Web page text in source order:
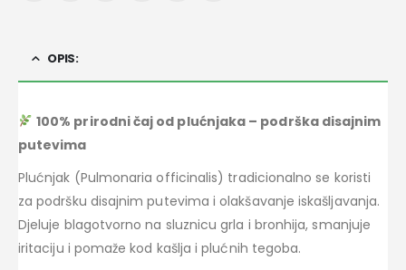
OPIS:
100% prirodni čaj od plućnjaka – podrška disajnim
putevima
Plućnjak (Pulmonaria officinalis) tradicionalno se koristi
za podršku disajnim putevima i olakšavanje iskašljavanja.
Djeluje blagotvorno na sluznicu grla i bronhija, smanjuje
iritaciju i pomaže kod kašlja i plućnih tegoba.